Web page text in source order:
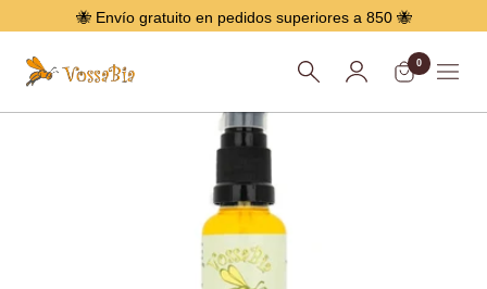
🐝 Envío gratuito en pedidos superiores a 850 🐝
Menú
Vossabia 0